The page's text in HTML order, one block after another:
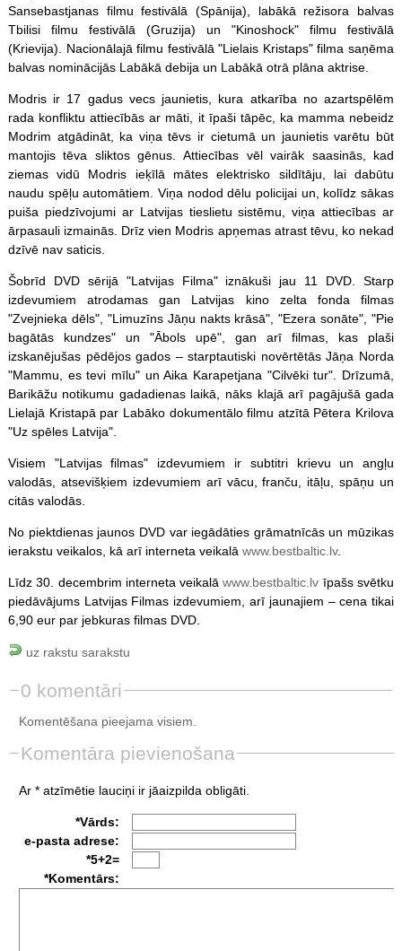
Sansebastjanas filmu festivālā (Spānija), labākā režisora balvas
Tbilisi filmu festivālā (Gruzija) un "Kinoshock" filmu festivālā
(Krievija). Nacionālajā filmu festivālā "Lielais Kristaps" filma saņēma
balvas nominācijās Labākā debija un Labākā otrā plāna aktrise.
Modris ir 17 gadus vecs jaunietis, kura atkarība no azartspēlēm
rada konfliktu attiecībās ar māti, it īpaši tāpēc, ka mamma nebeidz
Modrim atgādināt, ka viņa tēvs ir cietumā un jaunietis varētu būt
mantojis tēva sliktos gēnus. Attiecības vēl vairāk saasinās, kad
ziemas vidū Modris ieķīlā mātes elektrisko sildītāju, lai dabūtu
naudu spēļu automātiem. Viņa nodod dēlu policijai un, kolīdz sākas
puiša piedzīvojumi ar Latvijas tieslietu sistēmu, viņa attiecības ar
ārpasauli izmainās. Drīz vien Modris apņemas atrast tēvu, ko nekad
dzīvē nav saticis.
Šobrīd DVD sērijā "Latvijas Filma" iznākuši jau 11 DVD. Starp
izdevumiem atrodamas gan Latvijas kino zelta fonda filmas
"Zvejnieka dēls", "Limuzīns Jāņu nakts krāsā", "Ezera sonāte", "Pie
bagātās kundzes" un "Ābols upē", gan arī filmas, kas plaši
izskanējušas pēdējos gados – starptautiski novērtētās Jāņa Norda
"Mammu, es tevi mīlu" un Aika Karapetjana "Cilvēki tur". Drīzumā,
Barikāžu notikumu gadadienas laikā, nāks klajā arī pagājušā gada
Lielajā Kristapā par Labāko dokumentālo filmu atzītā Pētera Krilova
"Uz spēlesLatvija".
Visiem "Latvijas filmas" izdevumiem ir subtitri krievu un angļu
valodās, atsevišķiem izdevumiem arī vācu, franču, itāļu, spāņu un
citās valodās.
No piektdienas jaunos DVD var iegādāties grāmatnīcās un mūzikas
ierakstu veikalos, kā arī interneta veikalā www.bestbaltic.lv.
Līdz 30. decembrim interneta veikalāwww.bestbaltic.lv īpašs svētku
piedāvājums Latvijas Filmas izdevumiem, arī jaunajiem – cena tikai
6,90 eur par jebkuras filmas DVD.
uz rakstu sarakstu
0 komentāri
Komentēšana pieejama visiem.
Komentāra pievienošana
Ar * atzīmētie lauciņi ir jāaizpilda obligāti.
*Vārds:
e-pasta adrese:
*5+2=
*Komentārs: